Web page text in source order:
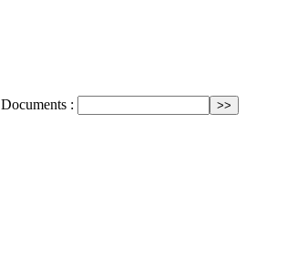
Documents :